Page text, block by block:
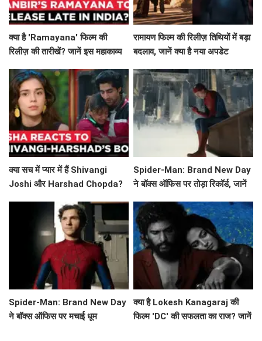
क्या है 'Ramayana' फिल्म की
रिलीज़ की तारीखें? जानें इस महाकाव्य
रामायण फिल्म की रिलीज़ तिथियों में बड़ा
बदलाव, जानें क्या है नया अपडेट
क्या सच में प्यार में हैं Shivangi
Joshi और Harshad Chopda?
Spider-Man: Brand New Day
ने बॉक्स ऑफिस पर तोड़ा रिकॉर्ड, जानें
Spider-Man: Brand New Day
ने बॉक्स ऑफिस पर मचाई धूम
क्या है Lokesh Kanagaraj की
फिल्म 'DC' की सफलता का राज? जानें